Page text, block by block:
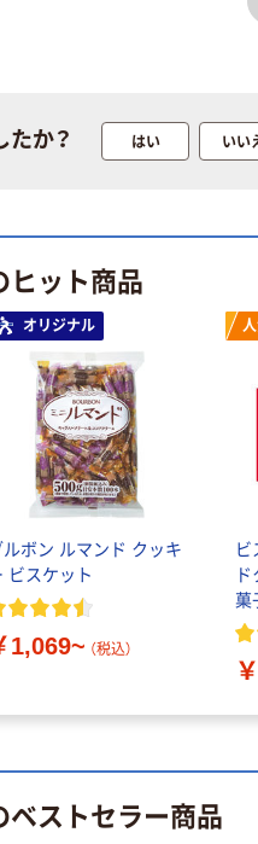
か？ はい いい
ット商品
オリジナル
ルボン ルマンド クッキ
ビスケット
1,069~ （税込）
ビ
菓
ストセラー商品
100% 6ロール
リサイクル100
￥455~ （税込）
ォーター 500ml
付き／2Lラベル
レス 10本
￥1,037~
（税込）
プライス
ペーパータオル
中判 バージンパ
ルプ100％ 200
枚入 PEFC認証
ルオリジナル
￥156~ （税込）
ジナル
【アスクル限定】
ファーストレイ
ト 粉なし（パ
プライス
ファーストレイ
ト ホワイト紙コ
人気商